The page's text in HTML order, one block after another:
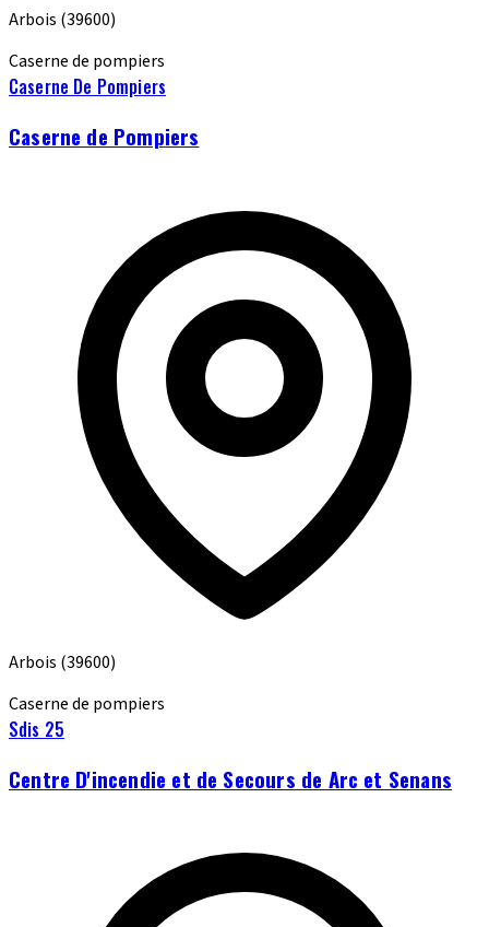
Arbois (39600)
Caserne de pompiers
Caserne De Pompiers
Caserne de Pompiers
Arbois (39600)
Caserne de pompiers
Sdis 25
Centre D'incendie et de Secours de Arc et Senans